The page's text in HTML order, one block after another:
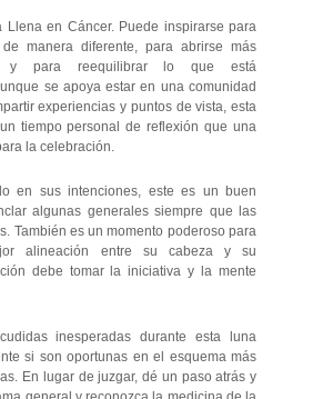
Llena en Cáncer. Puede inspirarse para
manera diferente, para abrirse más
y para reequilibrar lo que está
se apoya estar en una comunidad
experiencias y puntos de vista, esta
tiempo personal de reflexión que una
la celebración.
en sus intenciones, este es un buen
algunas generales siempre que las
También es un momento poderoso para
alineación entre su cabeza y su
debe tomar la iniciativa y la mente
inesperadas durante esta luna
si son oportunas en el esquema más
En lugar de juzgar, dé un paso atrás y